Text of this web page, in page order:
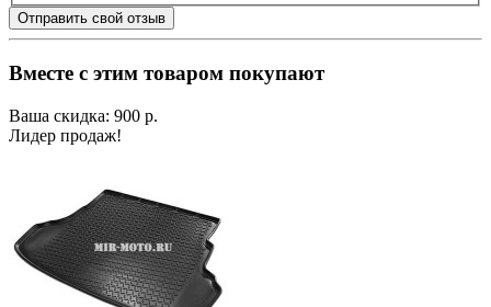
Отправить свой отзыв
Вместе с этим товаром покупают
Ваша скидка: 900 р.
Лидер продаж!